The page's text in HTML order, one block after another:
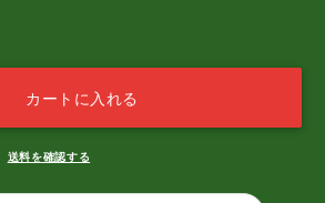
カートに入れる
送料を確認する